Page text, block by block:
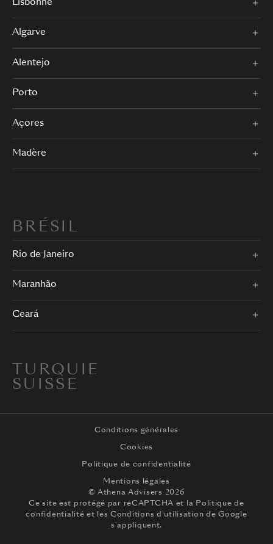
Lisbonne
Algarve
Alentejo
Porto
Açores
Madère
BRÉSIL
Rio de Janeiro
Maranhão
Ceará
TURQUIE
SUISSE
Conditions générales
Cookies
Politique de confidentialité
Mentions légales
© Athena Advisers 2026
Ce site est protégé par reCAPTCHA et la Politique de
confidentialité et lesConditions d'utilisation de Google
s'appliquent.